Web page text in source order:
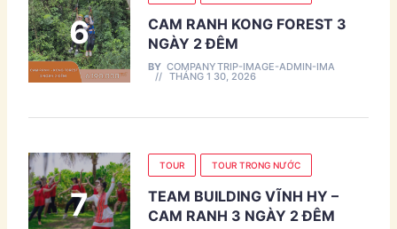
CAM RANH KONG FOREST 3
NGÀY 2 ĐÊM
BY COMPANYTRIP-IMAGE-ADMIN-IMA
THÁNG 1 30, 2026
TOUR TOUR TRONG NƯỚC
TEAM BUILDING VĨNH HY –
CAM RANH 3 NGÀY 2 ĐÊM